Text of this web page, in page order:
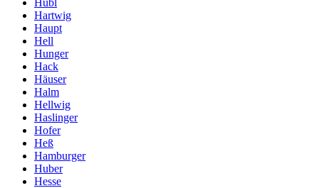
Hübl
Hartwig
Haupt
Hell
Hunger
Hack
Häuser
Halm
Hellwig
Haslinger
Hofer
Heß
Hamburger
Huber
Hesse